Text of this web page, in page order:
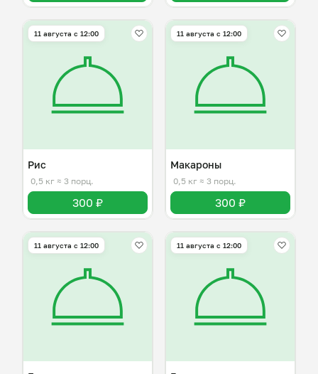
11 августа с 12:00
Рис
0,5 кг ≈ 3 порц.
300 ₽
11 августа с 12:00
Макароны
0,5 кг ≈ 3 порц.
300 ₽
11 августа с 12:00 11 августа с 12:00